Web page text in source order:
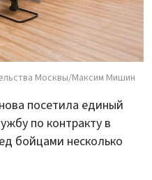
Москвы/Максим Мишин
посетила единый
по контракту в
бойцами несколько